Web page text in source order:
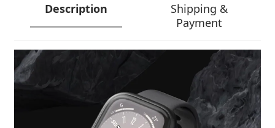
Description
Shipping &
Payment